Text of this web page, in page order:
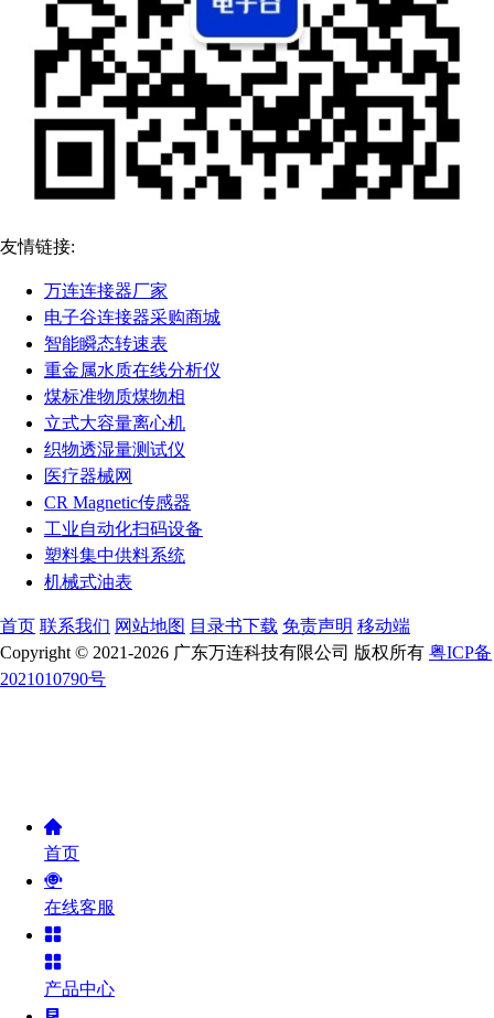
友情链接:
万连连接器厂家
电子谷连接器采购商城
智能瞬态转速表
重金属水质在线分析仪
煤标准物质煤物相
立式大容量离心机
织物透湿量测试仪
医疗器械网
CR Magnetic传感器
工业自动化扫码设备
塑料集中供料系统
机械式油表
首页 联系我们 网站地图 目录书下载 免责声明 移动端
Copyright © 2021-2026 广东万连科技有限公司 版权所有 粤ICP备
2021010790号
首页
在线客服
产品中心